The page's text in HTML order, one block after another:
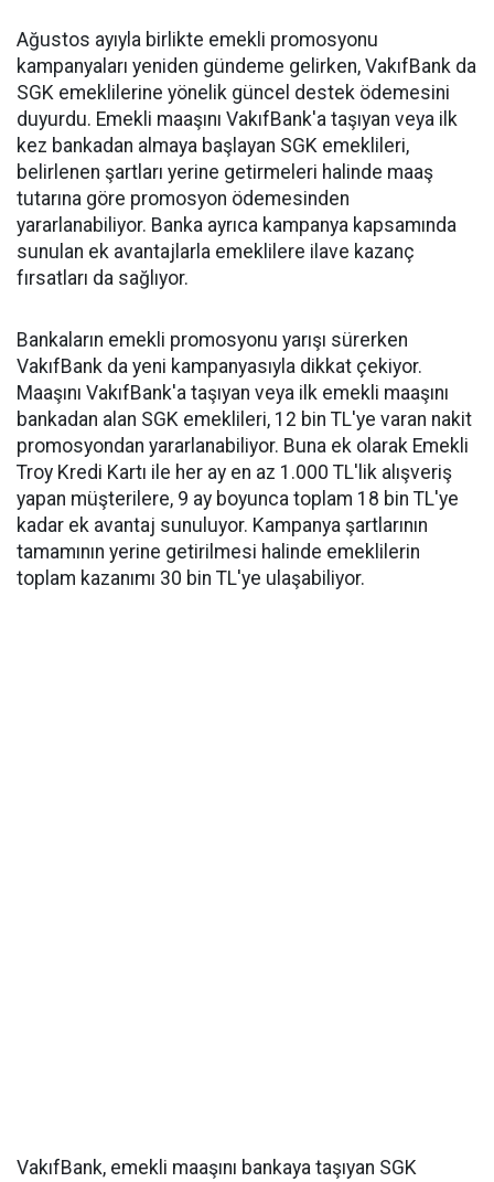
Ağustos ayıyla birlikte emekli promosyonu
kampanyaları yeniden gündeme gelirken, VakıfBank da
SGK emeklilerine yönelik güncel destek ödemesini
duyurdu. Emekli maaşını VakıfBank'a taşıyan veya ilk
kez bankadan almaya başlayan SGK emeklileri,
belirlenen şartları yerine getirmeleri halinde maaş
tutarına göre promosyon ödemesinden
yararlanabiliyor. Banka ayrıca kampanya kapsamında
sunulan ek avantajlarla emeklilere ilave kazanç
fırsatları da sağlıyor.
Bankaların emekli promosyonu yarışı sürerken
VakıfBank da yeni kampanyasıyla dikkat çekiyor.
Maaşını VakıfBank'a taşıyan veya ilk emekli maaşını
bankadan alan SGK emeklileri, 12 bin TL'ye varan nakit
promosyondan yararlanabiliyor. Buna ek olarak Emekli
Troy Kredi Kartı ile her ay en az 1.000 TL'lik alışveriş
yapan müşterilere, 9 ay boyunca toplam 18 bin TL'ye
kadar ek avantaj sunuluyor. Kampanya şartlarının
tamamının yerine getirilmesi halinde emeklilerin
toplam kazanımı 30 bin TL'ye ulaşabiliyor.
VakıfBank, emekli maaşını bankaya taşıyan SGK